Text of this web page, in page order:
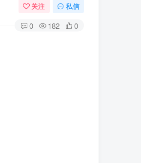
关注 私信
0 182 0